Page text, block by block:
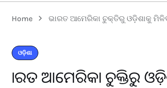
Home ଭାରତ ଆମେରିକା ଚୁକ୍ତିରୁ ଓଡ଼ିଶାକୁ
ଓଡ଼ିଶା
ଭାରତ ଆମେରିକା ଚୁକ୍ତିରୁ